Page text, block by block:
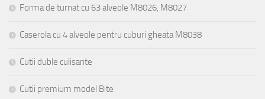
Forma de turnat cu 63 alveole M8026, M8027
Caserola cu 4 alveole pentru cuburi gheata M8038
Cutii duble culisante
Cutii premium model Bite